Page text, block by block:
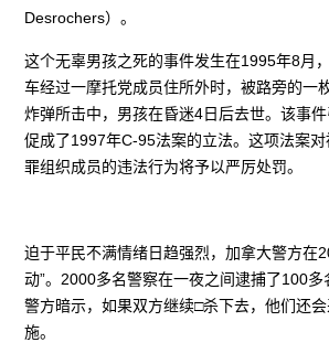
Desrochers）。
这个无辜男孩之死的事件发生在1995年8月
车经过一摩托党成员住所外时，被路旁的一
炸弹所击中，男孩在昏迷4日后去世。该事
促成了1997年C-95法案的立法。这项法案
罪组织成员的违法行为将予以严厉处罚。
迫于平民不满情绪日趋强烈，加拿大警方在
动”。2000多名警察在一夜之间逮捕了100多
警方暗示，如果双方继续□杀下去，他们还
施。